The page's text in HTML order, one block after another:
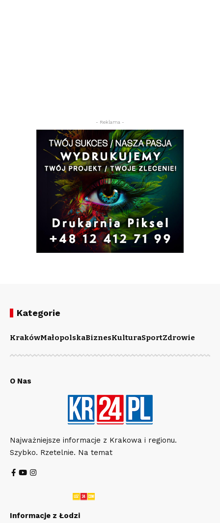
- Reklama -
Kategorie
KrakówMałopolskaBiznesKulturaSportZdrowie
O Nas
Najważniejsze informacje z Krakowa i regionu.
Szybko. Rzetelnie. Na temat
Informacje z Łodzi